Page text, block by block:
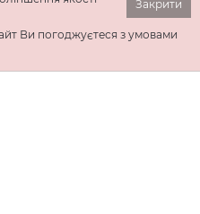
Закрити
Ви погоджуєтеся з умовами